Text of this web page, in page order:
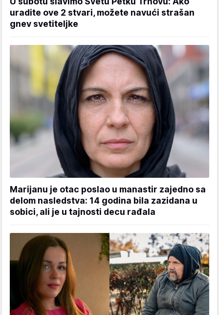
uradite ove 2 stvari, možete navući strašan
gnev svetiteljke
Marijanu je otac poslao u manastir zajedno sa
delom nasledstva: 14 godina bila zazidana u
sobici, ali je u tajnosti decu rađala